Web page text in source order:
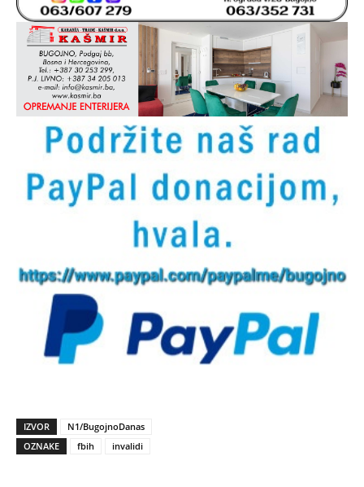
IZVOR
N1/BugojnoDanas
OZNAKE
fbih invalidi